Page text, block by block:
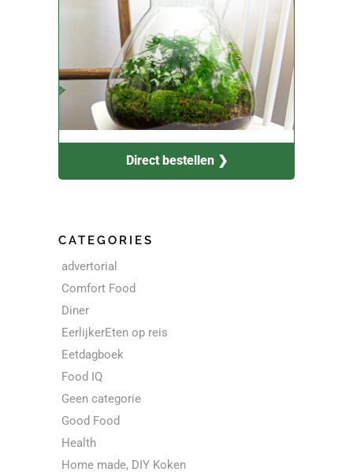
Direct bestellen ❯
CATEGORIES
advertorial
Comfort Food
Diner
EerlijkerEten op reis
Eetdagboek
Food IQ
Geen categorie
Good Food
Health
Home made, DIY Koken